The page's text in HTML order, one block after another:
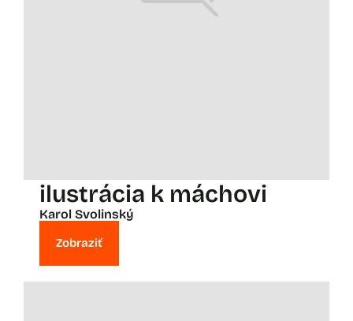
ilustrácia k máchovi
Karol Svolinský
Zobraziť